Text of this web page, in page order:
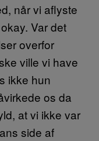
når vi aflyste
Var det
overfor
ville vi have
ikke hun
os da
at vi ikke var
side af